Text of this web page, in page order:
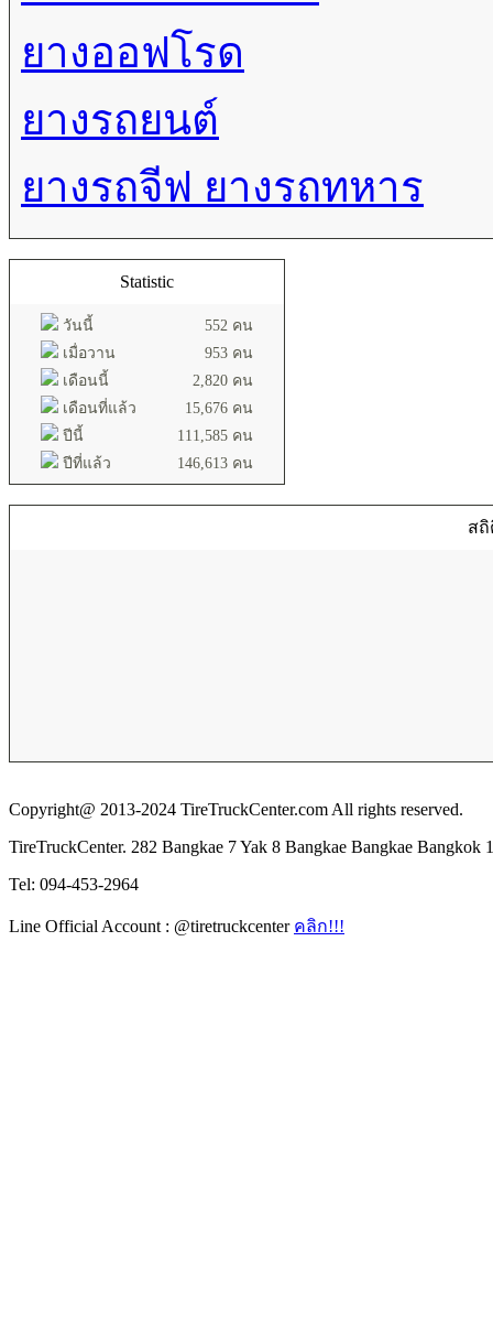
ยางออฟโรด
ยางรถยนต์
ยางรถจีฟ ยางรถทหาร
Statistic
วันนี้
552 คน
เมื่อวาน
953 คน
เดือนนี้
2,820 คน
เดือนที่แล้ว
15,676 คน
ปีนี้
111,585 คน
ปีที่แล้ว
146,613 คน
สถิ
Copyright@ 2013-2024 TireTruckCenter.com All rights reserved.
TireTruckCenter. 282 Bangkae 7 Yak 8 Bangkae Bangkae Bangkok
Tel: 094-453-2964
Line Official Account : @tiretruckcenter คลิก!!!